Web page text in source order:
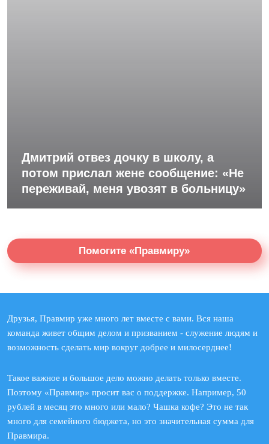
Дмитрий отвез дочку в школу, а
потом прислал жене сообщение: «Не
переживай, меня увозят в больницу»
Помогите «Правмиру»
Друзья, Правмир уже много лет вместе с вами. Вся наша
команда живет общим делом и призванием - служение людям и
возможность сделать мир вокруг добрее и милосерднее!
Такое важное и большое дело можно делать только вместе.
Поэтому «Правмир» просит вас о поддержке. Например, 50
рублей в месяц это много или мало? Чашка кофе? Это не так
много для семейного бюджета, но это значительная сумма для
Правмира.